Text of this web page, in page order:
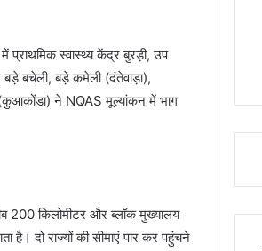
स्वास्थ्य केंद्र बुरड़ी, उप
बड़े बचेली, बड़े कमेली (दंतेवाड़ा),
ने NQAS मूल्यांकन में भाग
200 किलोमीटर और ब्लॉक मुख्यालय
है। दो राज्यों की सीमाएं पार कर पहुंचने